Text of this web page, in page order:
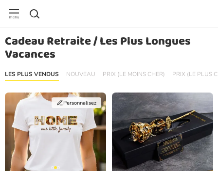
Cadeau Retraite / Les Plus Longues
Vacances
LES PLUS VENDUS NOUVEAU PRIX (LE MOINS CHER) PRIX (LE PLUS
Personnalisez